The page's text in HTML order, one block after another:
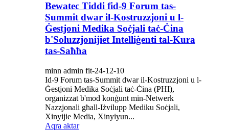
Bewatec Tiddi fid-9 Forum tas-
Summit dwar il-Kostruzzjoni u l-
Ġestjoni Medika Soċjali taċ-Ċina
b'Soluzzjonijiet Intelliġenti tal-Kura
tas-Saħħa
minn admin fit-24-12-10
Id-9 Forum tas-Summit dwar il-Kostruzzjoni u l-
Ġestjoni Medika Soċjali taċ-Ċina (PHI),
organizzat b'mod konġunt min-Netwerk
Nazzjonali għall-Iżvilupp Mediku Soċjali,
Xinyijie Media, Xinyiyun...
Aqra aktar